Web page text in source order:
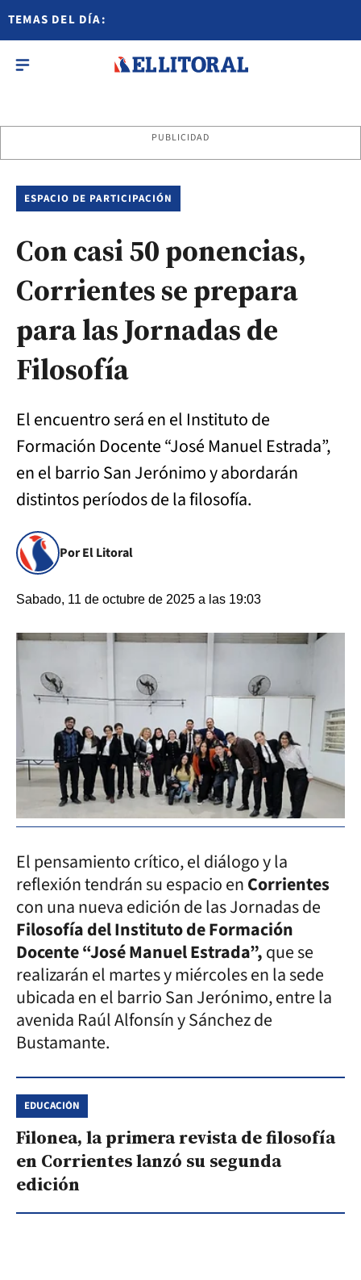
TEMAS DEL DÍA:
PUBLICIDAD
ESPACIO DE PARTICIPACIÓN
Con casi 50 ponencias,
Corrientes se prepara
para las Jornadas de
Filosofía
El encuentro será en el Instituto de
Formación Docente “José Manuel Estrada”,
en el barrio San Jerónimo y abordarán
distintos períodos de la filosofía.
Por El Litoral
Sabado, 11 de octubre de 2025 a las 19:03
El pensamiento crítico, el diálogo y la
reflexión tendrán su espacio enCorrientes
con una nueva edición de las Jornadas de
Filosofía del Instituto de Formación
Docente “José Manuel Estrada”,que se
realizarán el martes y miércoles en la sede
ubicada en el barrio San Jerónimo, entre la
avenida Raúl Alfonsín y Sánchez de
Bustamante.
EDUCACIÓN
Filonea, la primera revista de filosofía
en Corrientes lanzó su segunda
edición